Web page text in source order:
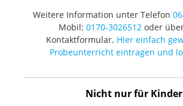
Weitere Information unter Telefon
Mobil: 0170-3026512oder
Kontaktformular. Hier einfach
Probeunterricht eintragen und
Nicht nur für Kinder